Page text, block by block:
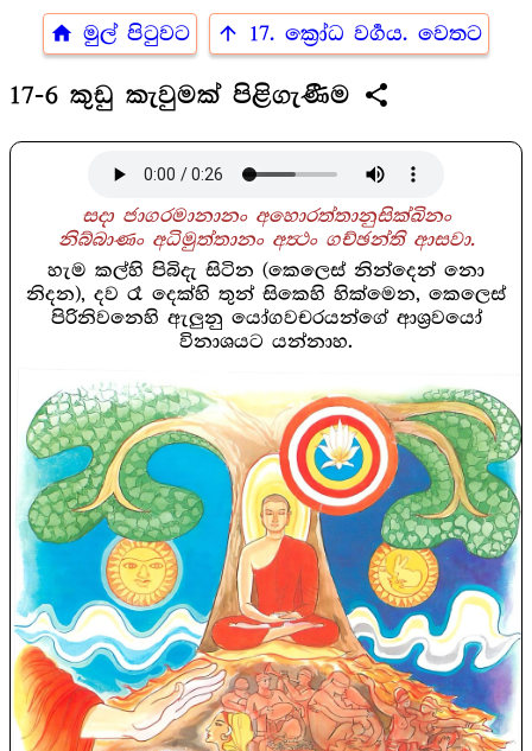
home මුල් පිටුවට arrow_upward 17. ක්‍රෝධ වර්‍ගය. වෙතට
17-6 කුඩු කැවුමක් පිළිගැණීම share
සදා ජාගරමානානං අහොරත්තානුසික්ඛිනං
නිබ්බාණං අධිමුත්තානං අත්‍ථං ගච්ඡන්ති ආසවා.
හැම කල්හි පිබිදැ සිටින (කෙලෙස් නින්දෙන් නො
නිදන), දව රෑ දෙක්හි තුන් සිකෙහි හික්මෙන, කෙලෙස්
පිරිනිවනෙහි ඇලුනු යෝගවචරයන්ගේ ආශ්‍රවයෝ
විනාශයට යන්නාහ.